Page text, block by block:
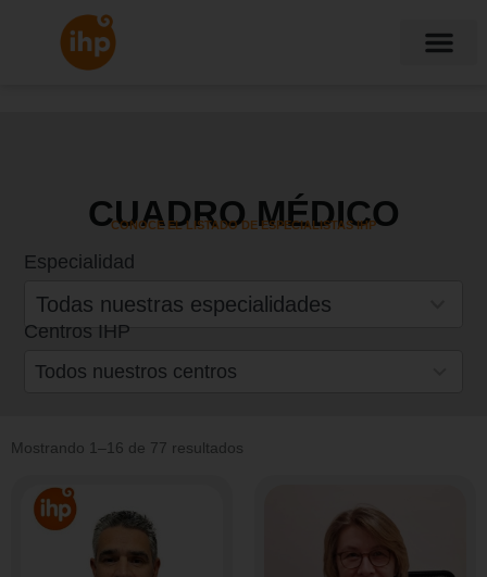
CUADRO MÉDICO
CONOCE EL LISTADO DE ESPECIALISTAS IHP
Especialidad
Todas nuestras especialidades
30
available
Centros IHP
Todos nuestros centros
19
available
Mostrando 1–16 de 77 resultados